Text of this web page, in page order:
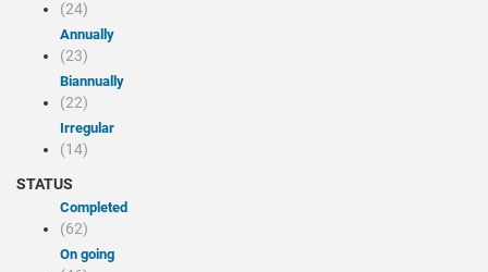
(24)
Annually
(23)
Biannually
(22)
Irregular
(14)
STATUS
Completed
(62)
On going